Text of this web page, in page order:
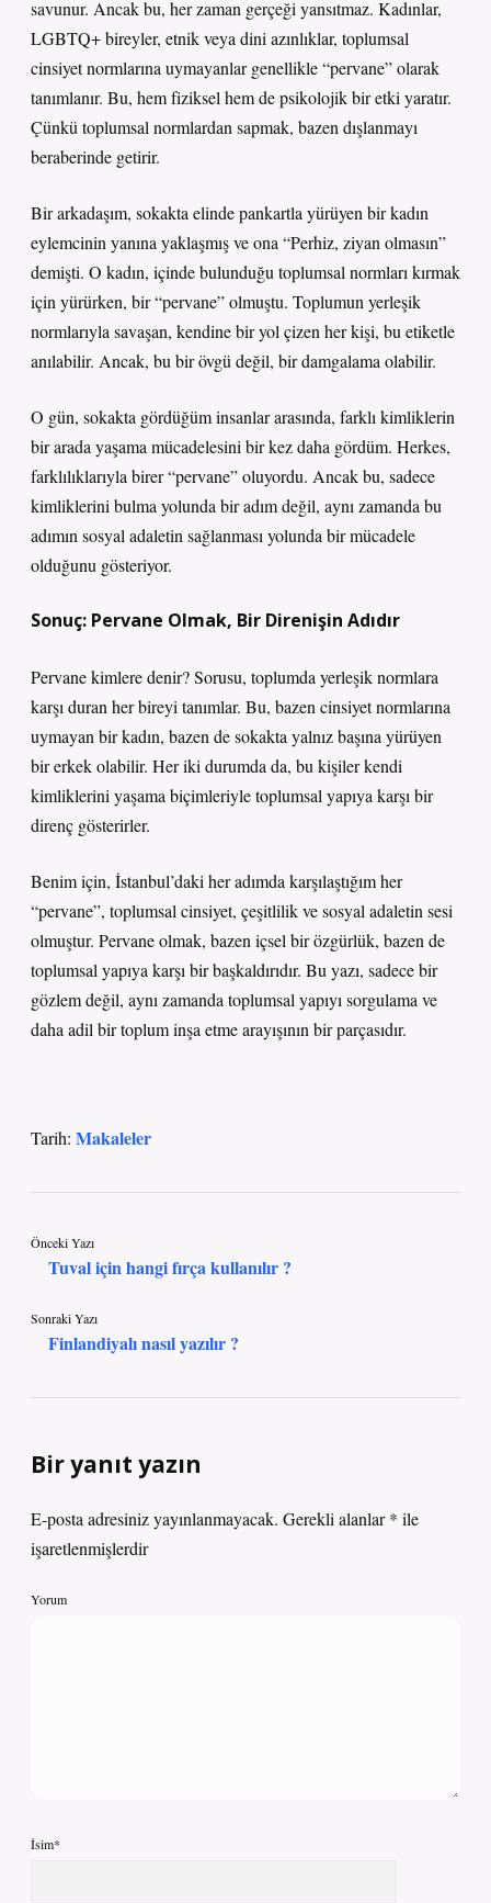
savunur. Ancak bu, her zaman gerçeği yansıtmaz. Kadınlar,
LGBTQ+ bireyler, etnik veya dini azınlıklar, toplumsal
cinsiyet normlarına uymayanlar genellikle “pervane” olarak
tanımlanır. Bu, hem fiziksel hem de psikolojik bir etki yaratır.
Çünkü toplumsal normlardan sapmak, bazen dışlanmayı
beraberinde getirir.
Bir arkadaşım, sokakta elinde pankartla yürüyen bir kadın
eylemcinin yanına yaklaşmış ve ona “Perhiz, ziyan olmasın”
demişti. O kadın, içinde bulunduğu toplumsal normları kırmak
için yürürken, bir “pervane” olmuştu. Toplumun yerleşik
normlarıyla savaşan, kendine bir yol çizen her kişi, bu etiketle
anılabilir. Ancak, bu bir övgü değil, bir damgalama olabilir.
O gün, sokakta gördüğüm insanlar arasında, farklı kimliklerin
bir arada yaşama mücadelesini bir kez daha gördüm. Herkes,
farklılıklarıyla birer “pervane” oluyordu. Ancak bu, sadece
kimliklerini bulma yolunda bir adım değil, aynı zamanda bu
adımın sosyal adaletin sağlanması yolunda bir mücadele
olduğunu gösteriyor.
Sonuç: Pervane Olmak, Bir Direnişin Adıdır
Pervane kimlere denir? Sorusu, toplumda yerleşik normlara
karşı duran her bireyi tanımlar. Bu, bazen cinsiyet normlarına
uymayan bir kadın, bazen de sokakta yalnız başına yürüyen
bir erkek olabilir. Her iki durumda da, bu kişiler kendi
kimliklerini yaşama biçimleriyle toplumsal yapıya karşı bir
direnç gösterirler.
Benim için, İstanbul’daki her adımda karşılaştığım her
“pervane”, toplumsal cinsiyet, çeşitlilik ve sosyal adaletin sesi
olmuştur. Pervane olmak, bazen içsel bir özgürlük, bazen de
toplumsal yapıya karşı bir başkaldırıdır. Bu yazı, sadece bir
gözlem değil, aynı zamanda toplumsal yapıyı sorgulama ve
daha adil bir toplum inşa etme arayışının bir parçasıdır.
Tarih: Makaleler
Önceki Yazı
Tuval için hangi fırça kullanılır ?
Sonraki Yazı
Finlandiyalı nasıl yazılır ?
Bir yanıt yazın
E-posta adresiniz yayınlanmayacak. Gerekli alanlar* ile
işaretlenmişlerdir
Yorum
İsim*